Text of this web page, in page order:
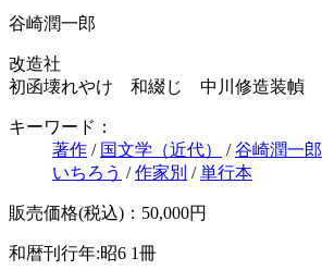
谷崎潤一郎
改造社
初函壊れやけ 和綴じ 中川修造装幀
キーワード：
著作 / 国文学（近代） /谷崎潤一郎
いちろう /作家別 /単行本
販売価格(税込)：50,000円
和暦刊行年:昭6 1冊